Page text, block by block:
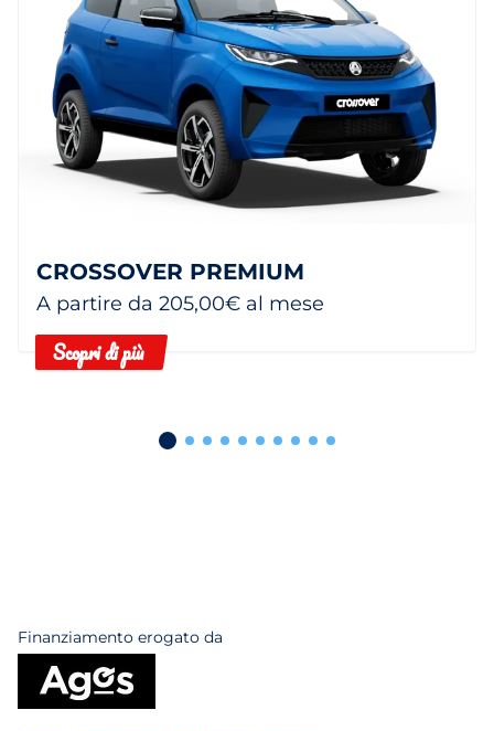
CROSSOVER PREMIUM
A partire da 205,00€ al mese
Scopri di più
Finanziamento erogato da